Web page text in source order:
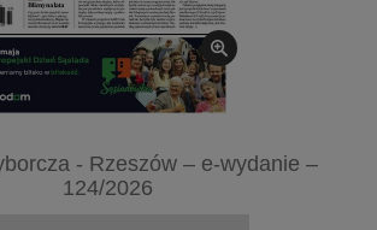
naukowe
- Rzeszów – e-wydanie –
124/2026